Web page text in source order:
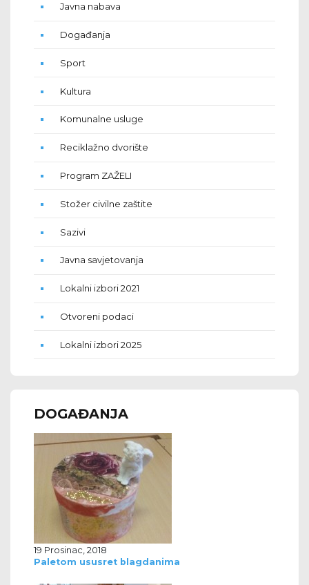
Javna nabava
Događanja
Sport
Kultura
Komunalne usluge
Reciklažno dvorište
Program ZAŽELI
Stožer civilne zaštite
Sazivi
Javna savjetovanja
Lokalni izbori 2021
Otvoreni podaci
Lokalni izbori 2025
DOGAĐANJA
19 Prosinac, 2018
Paletom ususret blagdanima